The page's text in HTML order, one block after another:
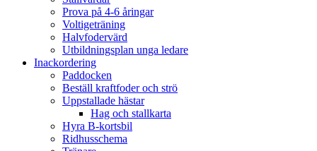
Prova på 4-6 åringar
Voltigeträning
Halvfodervärd
Utbildningsplan unga ledare
Inackordering
Paddocken
Beställ kraftfoder och strö
Uppstallade hästar
Hag och stallkarta
Hyra B-kortsbil
Ridhusschema